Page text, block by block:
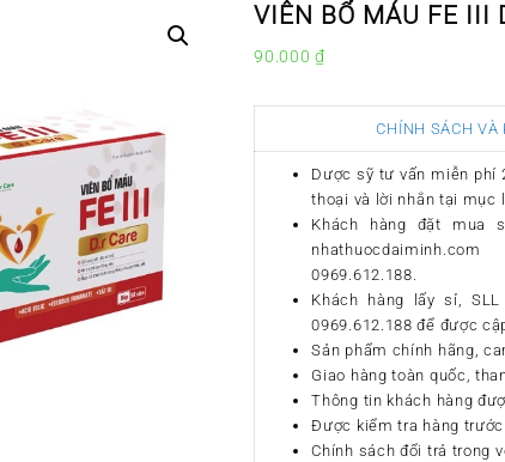
VIÊN BỔ MÁU FE III
90.000₫
CHÍNH SÁCH VÀ
Dược sỹ tư vấn miễn phí
thoại và lời nhắn tại mục
Khách hàng đặt mua
0969.612.188.
Khách hàng lấy sỉ,
0969.612.188 để được
Sản phẩm chính hãng,
Giao hàng toàn quốc,
Thông tin khách hàng
Được kiểm tra hàng
Chính sách đổi trả trong